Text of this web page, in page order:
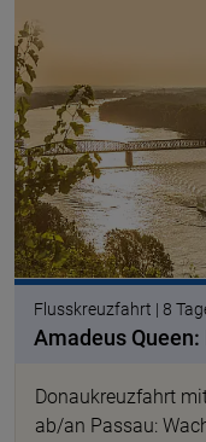
Flusskreuzfahrt | 8
Amadeus
Donaukreuzfahrt
ab/an Passau: